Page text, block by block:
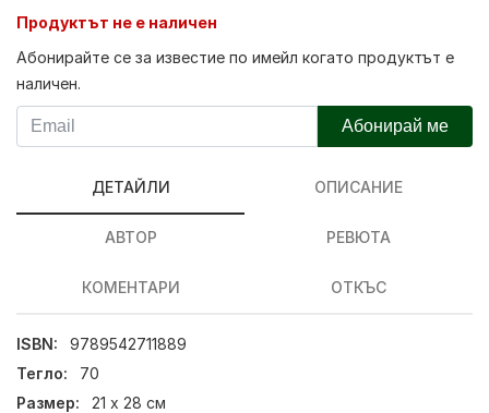
Продуктът не е наличен
Абонирайте се за известие по имейл когато продуктът е
наличен.
Абонирай ме
ДЕТАЙЛИ ОПИСАНИЕ
АВТОР РЕВЮТА
КОМЕНТАРИ ОТКЪС
ISBN:
9789542711889
Тегло:
70
Размер:
21 х 28 см